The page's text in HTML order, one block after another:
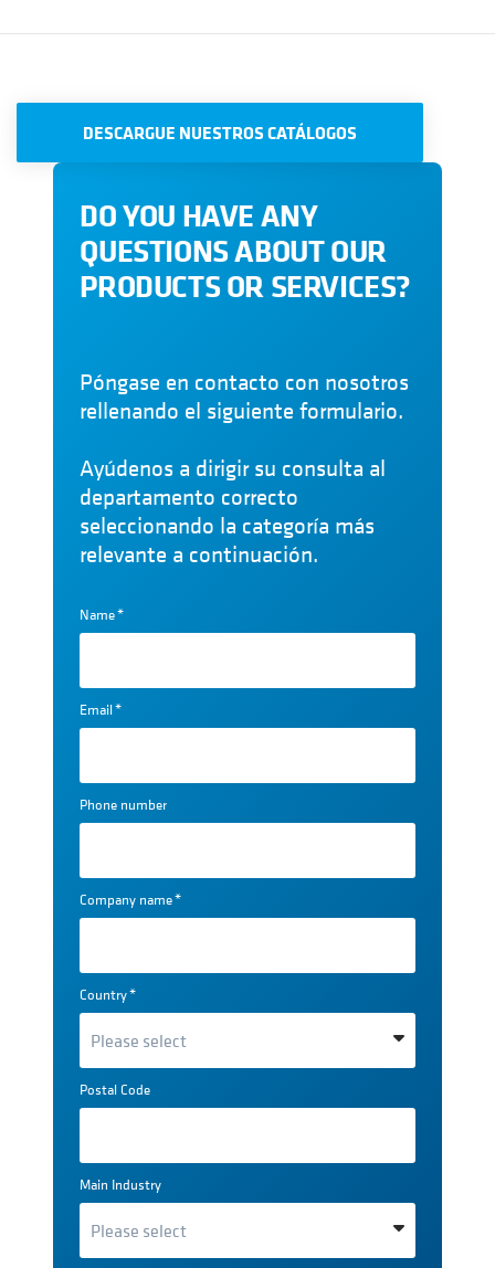
DESCARGUE NUESTROS CATÁLOGOS
DO YOU HAVE ANY
QUESTIONS ABOUT OUR
PRODUCTS OR SERVICES?
Póngase en contacto con nosotros
rellenando el siguiente formulario.
Ayúdenos a dirigir su consulta al
departamento correcto
seleccionando la categoría más
relevante a continuación.
Name*
Email*
Phone number
Company name*
Country*
Postal Code
Main Industry